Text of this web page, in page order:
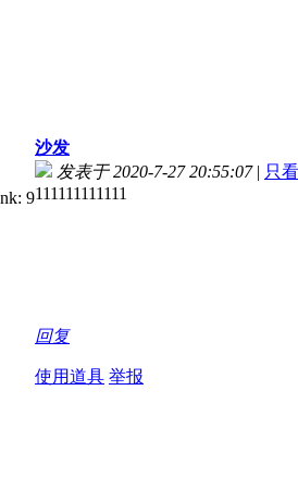
沙发
发表于 2020-7-27 20:55:07 | 只
111111111111
回复
使用道具 举报